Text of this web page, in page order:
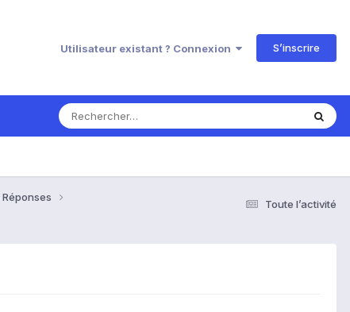
Utilisateur existant ? Connexion S’inscrire
Toute l’activité